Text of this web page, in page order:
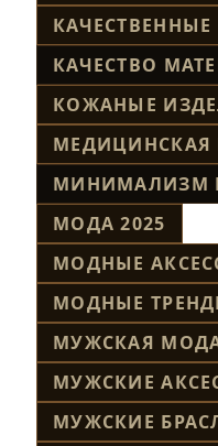
КАЧЕСТВО
КОЖАНЫЕ
МИНИМАЛИЗМ
МОДА 2025
МОДНЫЕ
МОДНЫЕ
МУЖСКАЯ
МУЖСКИЕ
МУЖСКИЕ